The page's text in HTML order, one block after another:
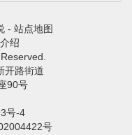
- 站点地图
绍
开路街道
90号
号-4
号